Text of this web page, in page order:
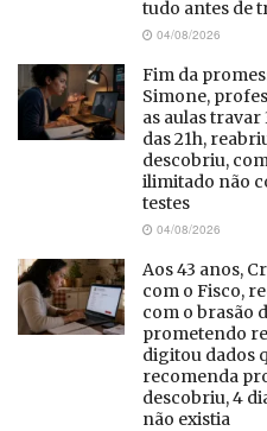
tudo antes de
04/08/2026
Fim da
Simone,
as aulas travar
das 21h,
descobriu,
ilimitado não
testes
04/08/2026
Aos 43 anos,
com o Fisco,
com o brasão
prometendo
digitou dados
recomenda
descobriu, 4
não existia